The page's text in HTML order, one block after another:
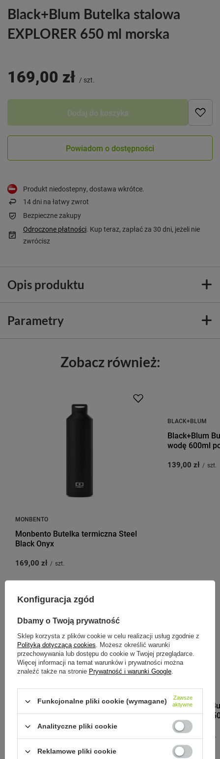
Black+Blum Butelka stalowa
EXPLORER 650 ml morska
169,00 zł / szt.
Dodaj do koszyka
Powiadom o dostępności
Produkt niedostepny, dostawa wkrótce
14dni na łatwy zwrot
Bezpieczne zakupy
Odroczone płatności. Kup teraz, zapłać za 30 dni, jeżeli nie
zwrócisz
Opis produktu
Parametry
Zobacz również:
MONBENTO
Monbento Butelka termiczna Steel
Black Onyx
169,00 zł / szt.
BLACK+BLUM
Black+Blum
wodę 600ml
139,00 zł / szt.
Zobacz inne produkty tego
producenta
BLACK+BLUM
Black+Blum
EXPLORER
195,00 zł
Konfiguracja zgód
Dbamy o Twoją prywatność
Sklep korzysta z plików cookie w celu realizacji usług zgodnie z
Polityką dotyczącą cookies. Możesz określić warunki
przechowywania lub dostępu do cookie w Twojej przeglądarce.
Więcej informacji na temat warunków i prywatności można
znaleźć także na stronie Prywatność i warunki Google.
Funkcjonalne pliki cookie (wymagane)
Zawsze
aktywne
Analityczne pliki cookie
Reklamowe pliki cookie